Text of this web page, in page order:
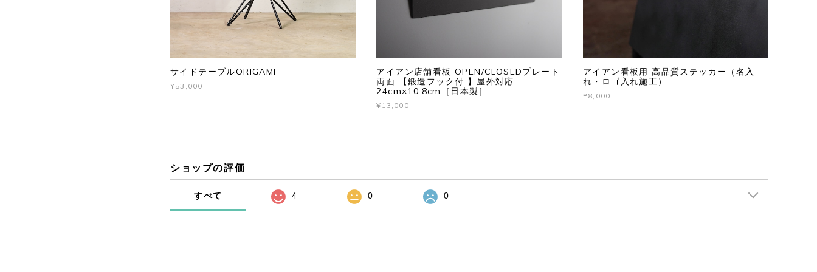
サイドテーブルORIGAMI
¥53,000
アイアン店舗看板 OPEN/CLOSEDプレート
両面 【鍛造フック付 】屋外対応
24cm×10.8cm［日本製］
¥13,000
アイアン看板用 高品質ステッカー（名入
れ・ロゴ入れ施工）
¥8,000
ショップの評価
すべて 4 0 0